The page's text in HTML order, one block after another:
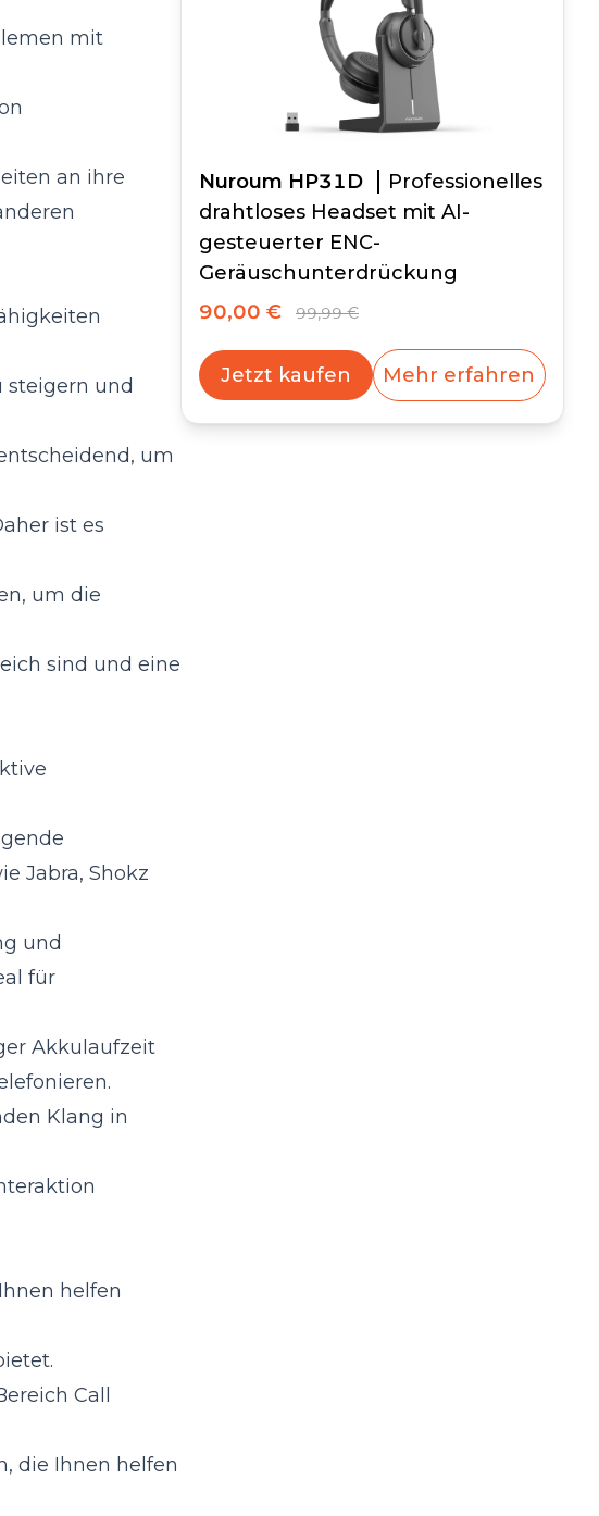
mit
an ihre
steigern und
um
ist es
um die
sind und eine
Jabra, Shokz
und
für
Akkulaufzeit
Klang in
helfen
Call
die Ihnen helfen
Nuroum HP31D
Professionelles
drahtloses Headset mit AI-
gesteuerter ENC-
Geräuschunterdrückung
90,00 €
99,99 €
Jetzt kaufen Mehr erfahren